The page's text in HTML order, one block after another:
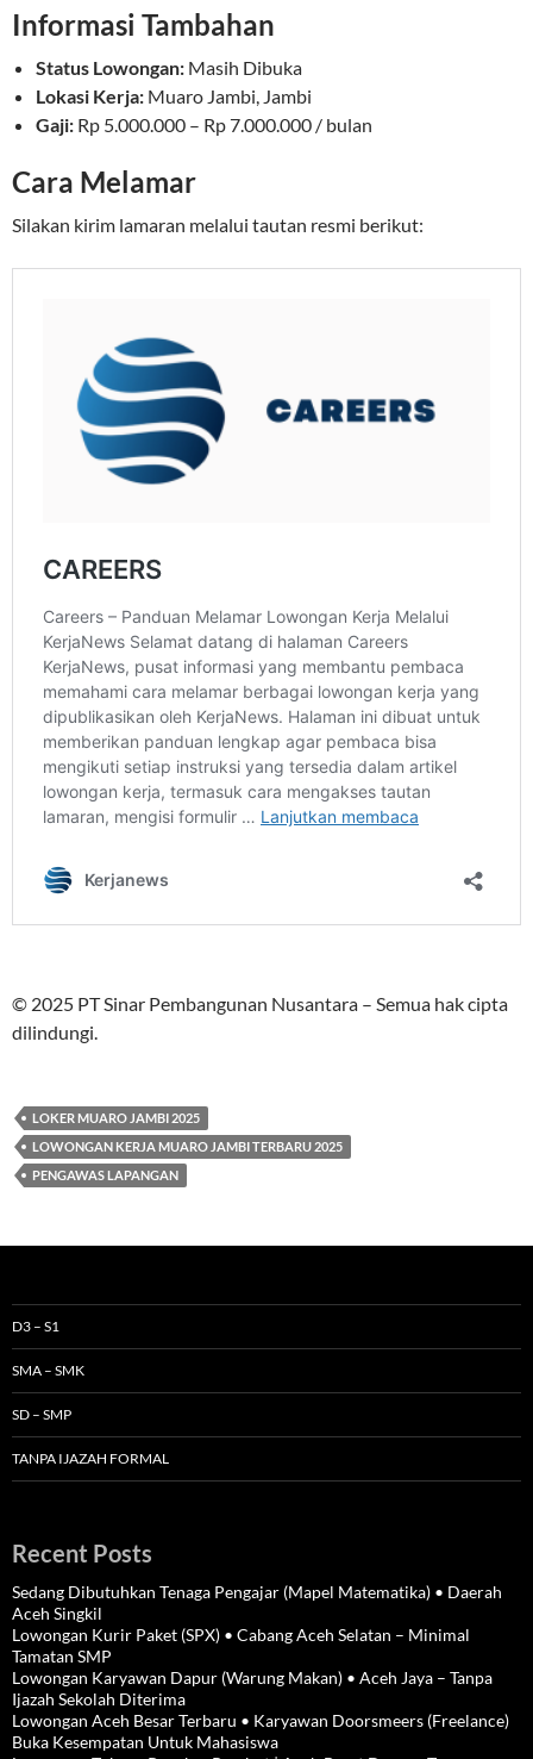
Informasi Tambahan
Status Lowongan: Masih Dibuka
Lokasi Kerja: Muaro Jambi, Jambi
Gaji: Rp 5.000.000 – Rp 7.000.000 / bulan
Cara Melamar
Silakan kirim lamaran melalui tautan resmi berikut:
© 2025 PT Sinar Pembangunan Nusantara – Semua hak cipta
dilindungi.
LOKER MUARO JAMBI 2025
LOWONGAN KERJA MUARO JAMBI TERBARU 2025
PENGAWAS LAPANGAN
D3 – S1
SMA – SMK
SD – SMP
TANPA IJAZAH FORMAL
Recent Posts
Sedang Dibutuhkan Tenaga Pengajar (Mapel Matematika) • Daerah
Aceh Singkil
Lowongan Kurir Paket (SPX) • Cabang Aceh Selatan – Minimal
Tamatan SMP
Lowongan Karyawan Dapur (Warung Makan) • Aceh Jaya – Tanpa
Ijazah Sekolah Diterima
Lowongan Aceh Besar Terbaru • Karyawan Doorsmeers (Freelance)
Buka Kesempatan Untuk Mahasiswa